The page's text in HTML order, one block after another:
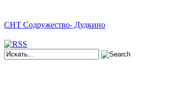
СНТ Содружество- Дудкино